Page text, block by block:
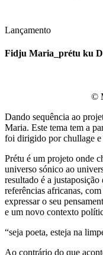
Lançamento
Fidju Maria_prétu ku
©
Dando sequência ao
Maria. Este tema tem a
foi dirigido por chullage
Prétu é um projeto onde
universo sónico ao
resultado é a justaposição
referências africanas,
expressar o seu
e um novo contexto
“seja poeta, esteja na
Ao contrário do que